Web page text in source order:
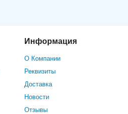
Информация
О Компании
Реквизиты
Доставка
Новости
Отзывы